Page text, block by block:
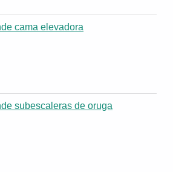
cama elevadora
subescaleras de oruga